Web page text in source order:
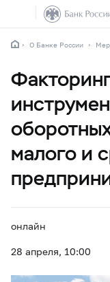
О Банке России
малого и
28 апреля, 10:00
онлайн